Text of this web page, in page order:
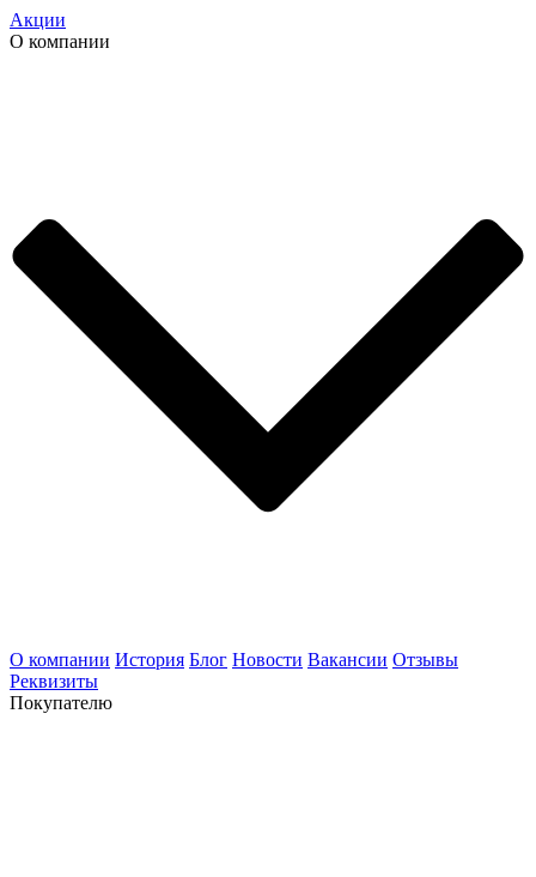
Акции
О компании
О компании История Блог Новости Вакансии Отзывы
Реквизиты
Покупателю